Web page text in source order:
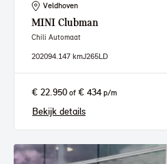
Veldhoven
MINI Clubman
Chili Automaat
202094.147 kmJ265LD
€ 22.950 of € 434p/m
Bekijk details